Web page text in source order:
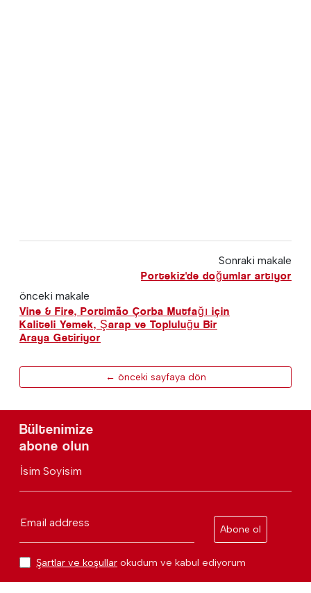
Sonraki makale
Portekiz'de doğumlar artıyor
önceki makale
Vine & Fire, Portimão Çorba Mutfağı için
Kaliteli Yemek, Şarap ve Topluluğu Bir
Araya Getiriyor
← önceki sayfaya dön
Bültenimize
abone olun
İsim Soyisim
Email address
Abone ol
Şartlar ve koşullar okudum ve kabul ediyorum